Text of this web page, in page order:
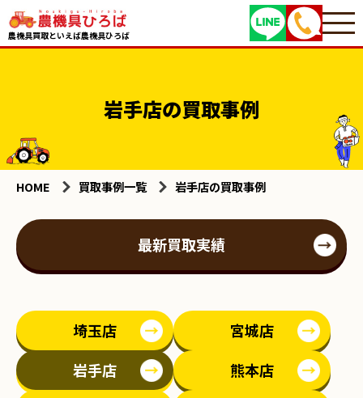
農機具買取といえば農機具ひろば
岩手店の買取事例
HOME 買取事例一覧 岩手店の買取事例
最新買取実績
埼玉店
宮城店
岩手店
熊本店